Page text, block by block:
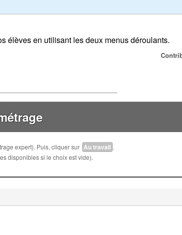
élèves en utilisant les deux menus déroulants.
expert). Puis, cliquer sur Au travail .
disponibles si le choix est vide).